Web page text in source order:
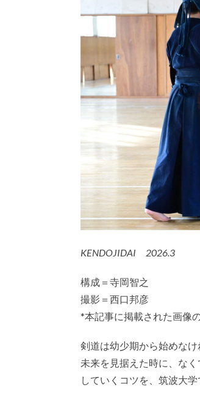
KENDOJIDAI 2026.3
構成＝寺岡智之
撮影＝西口邦彦
*本記事に掲載された画像
剣道は幼少期から始めな
未来を見据えた時に、な
していくコツを、筑波大